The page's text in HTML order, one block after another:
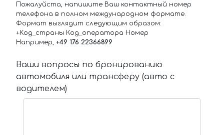
Пожалуйста, напишите Ваш контактный номер
телефона в полном международном формате.
Формат выглядит следующим образом:
+Код_страны Код_оператора Номер
Например, +49 176 22366899
Ваши вопросы по бронированию
автомобиля или трансферу (авто с
водителем)